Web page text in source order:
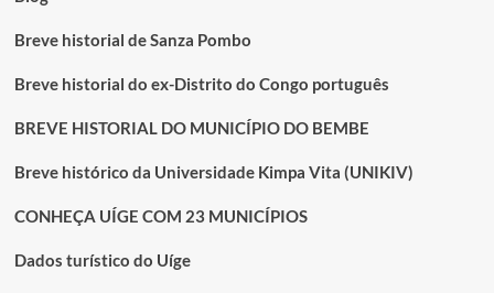
Breve historial de Sanza Pombo
Breve historial do ex-Distrito do Congo português
BREVE HISTORIAL DO MUNICÍPIO DO BEMBE
Breve histórico da Universidade Kimpa Vita (UNIKIV)
CONHEÇA UÍGE COM 23 MUNICÍPIOS
Dados turístico do Uíge